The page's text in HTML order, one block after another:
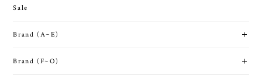
Sale
Brand (A~E)
Brand (F~O)